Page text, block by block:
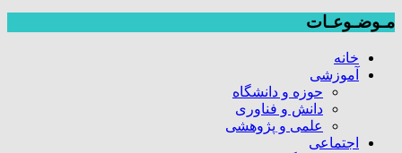
مـوضـوعـات
خانه
آموزشی
حوزه و دانشگاه
دانش و فناوری
علمی و پژوهشی
اجتماعی